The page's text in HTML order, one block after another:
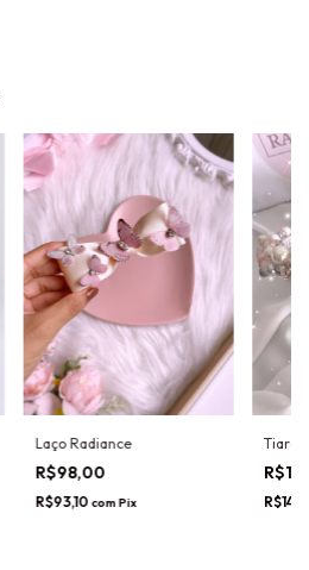
Laço Radiance
R$98,00
R$93,10 com Pix
Tiara